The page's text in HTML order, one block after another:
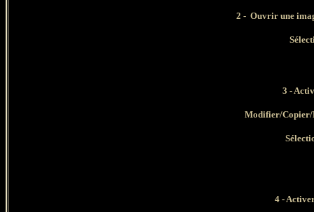
2 - Ouvrir une
3 -
Modifier/Copier/
4 -